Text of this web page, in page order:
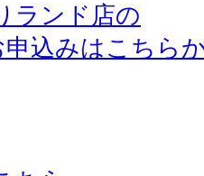
ランド店の
込みはこちら